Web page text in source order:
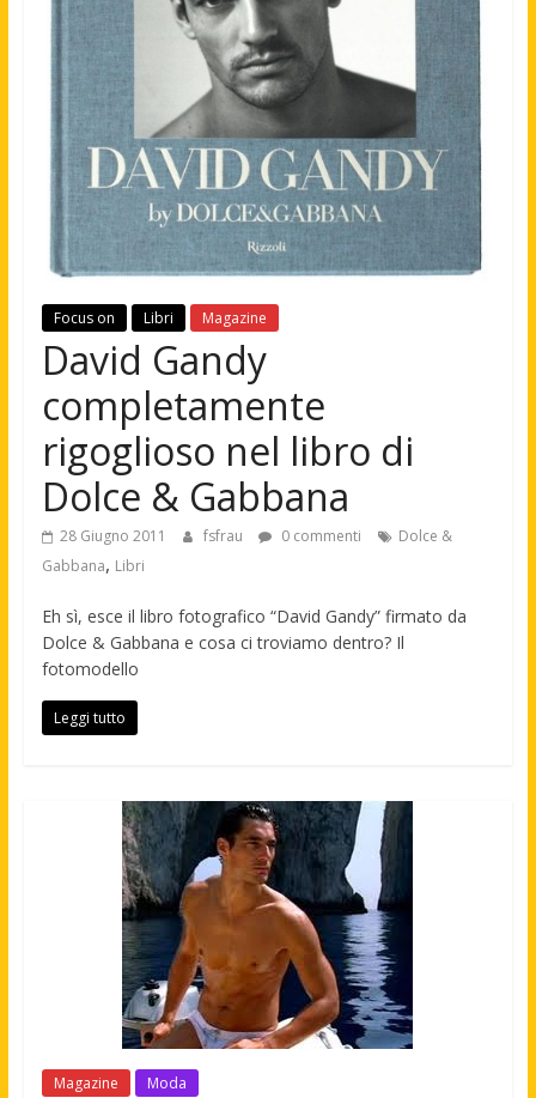
Focus on Libri Magazine
David Gandy
completamente
rigoglioso nel libro di
Dolce & Gabbana
28 Giugno 2011 fsfrau 0 commenti
Dolce &
Gabbana, Libri
Eh sì, esce il libro fotografico “David Gandy” firmato da
Dolce & Gabbana e cosa ci troviamo dentro? Il
fotomodello
Leggi tutto
Magazine Moda